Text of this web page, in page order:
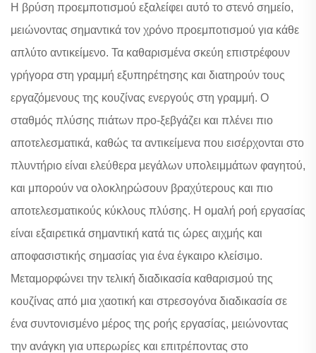
Η βρύση προεμποτισμού εξαλείφει αυτό το στενό σημείο,
μειώνοντας σημαντικά τον χρόνο προεμποτισμού για κάθε
απλύτο αντικείμενο. Τα καθαρισμένα σκεύη επιστρέφουν
γρήγορα στη γραμμή εξυπηρέτησης και διατηρούν τους
εργαζόμενους της κουζίνας ενεργούς στη γραμμή. Ο
σταθμός πλύσης πιάτων προ-ξεβγάζει και πλένει πιο
αποτελεσματικά, καθώς τα αντικείμενα που εισέρχονται στο
πλυντήριο είναι ελεύθερα μεγάλων υπολειμμάτων φαγητού,
και μπορούν να ολοκληρώσουν βραχύτερους και πιο
αποτελεσματικούς κύκλους πλύσης. Η ομαλή ροή εργασίας
είναι εξαιρετικά σημαντική κατά τις ώρες αιχμής και
αποφασιστικής σημασίας για ένα έγκαιρο κλείσιμο.
Μεταμορφώνει την τελική διαδικασία καθαρισμού της
κουζίνας από μια χαοτική και στρεσογόνα διαδικασία σε
ένα συντονισμένο μέρος της ροής εργασίας, μειώνοντας
την ανάγκη για υπερωρίες και επιτρέποντας στο